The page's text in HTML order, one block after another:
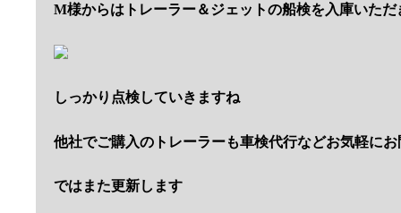
M様からはトレーラー＆ジェットの船検を入庫いただ
しっかり点検していきますね
他社でご購入のトレーラーも車検代行などお気軽に
ではまた更新します